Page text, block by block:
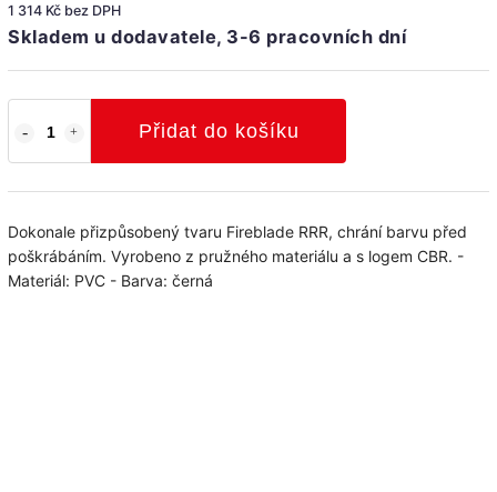
1 314 Kč bez DPH
Skladem u dodavatele, 3-6 pracovních dní
Přidat do košíku
Dokonale přizpůsobený tvaru Fireblade RRR, chrání barvu před
poškrábáním. Vyrobeno z pružného materiálu a s logem CBR. -
Materiál: PVC - Barva: černá